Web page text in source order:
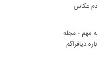
عکاس
دست دوم | ۷ توصیه مهم - مجله
دیافراگم